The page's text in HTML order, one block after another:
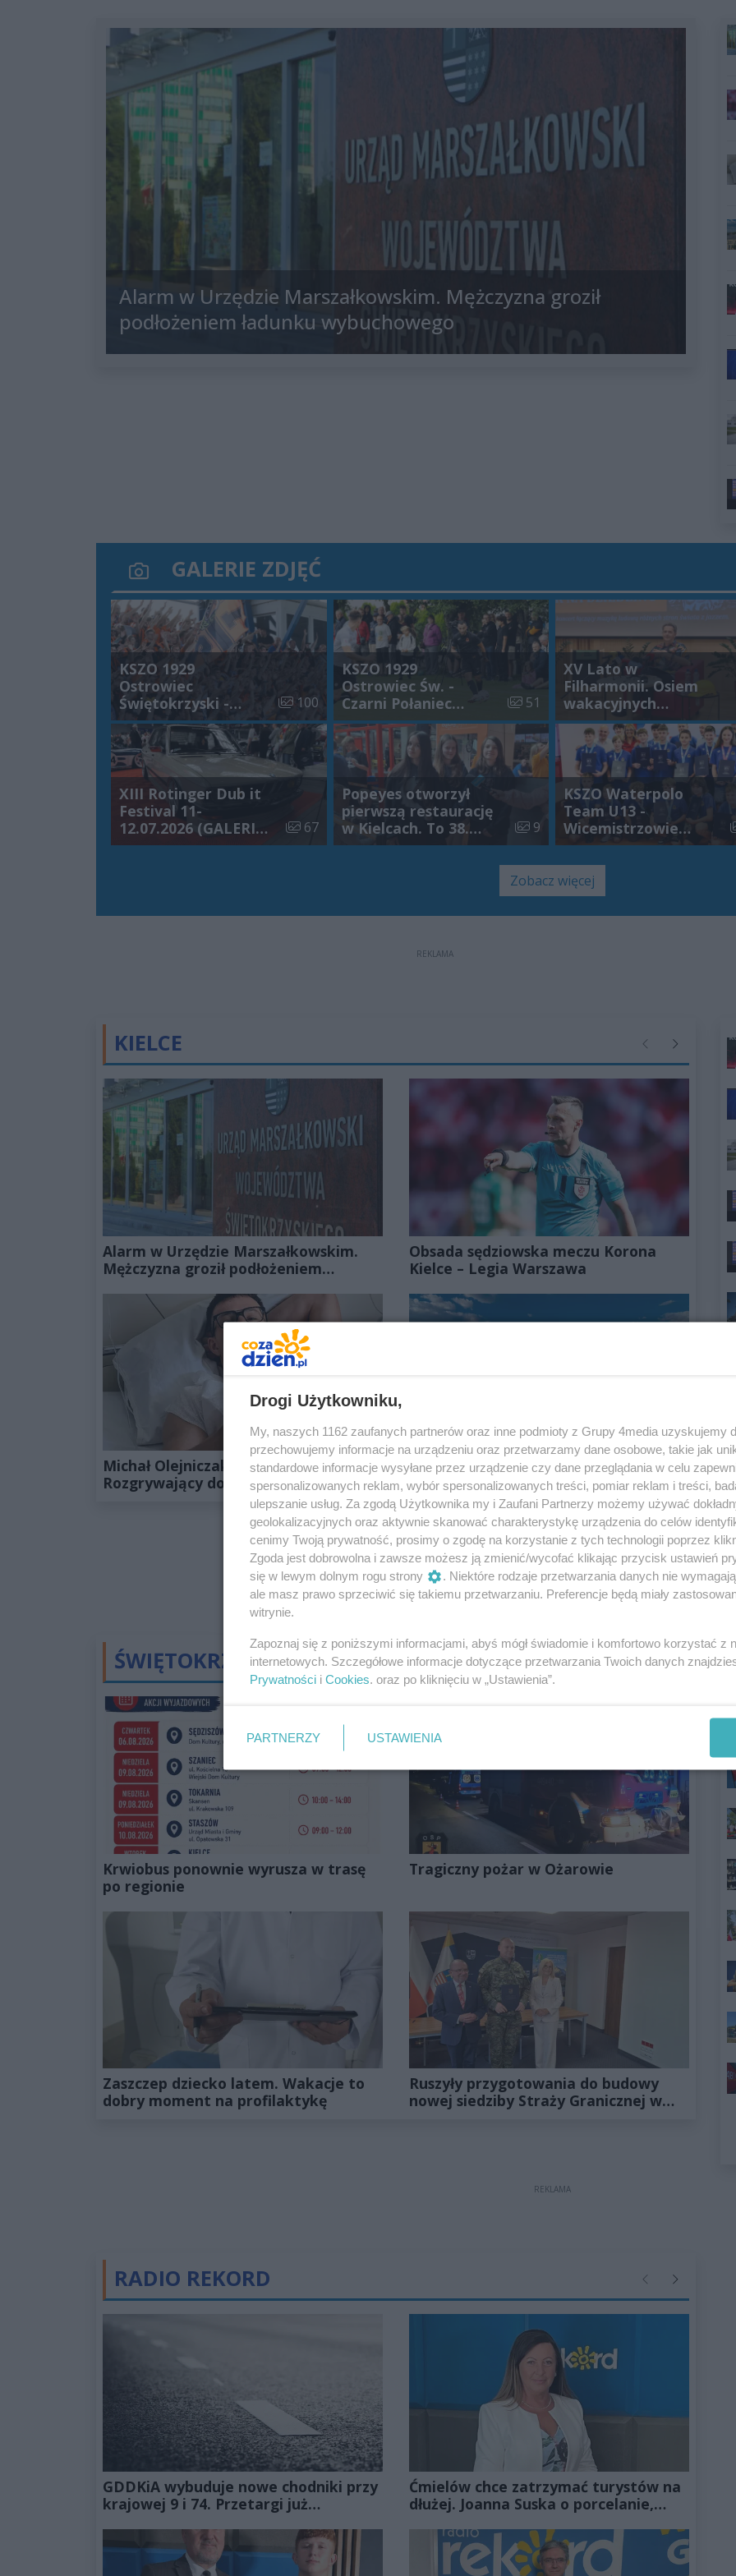
Alarm w Urzędzie Marszałkowskim. Mężczyzna groził
podłożeniem ładunku wybuchowego
GALERIE ZDJĘĆ
KSZO 1929
Ostrowiec
Świętokrzyski -
Podlasie Biała
Podlaska [ZDJĘCIA]
Liczba zdjęć w galerii:
100
XIII Rotinger Dub it
Festival 11-
12.07.2026 (GALERIA
ZDJĘĆ)
Liczba zdjęć w galerii:
67
KSZO 1929
Ostrowiec Św. -
Czarni Połaniec
[ZDJĘCIA]
Liczba zdjęć w galerii:
51
Popeyes otworzył
pierwszą restaurację
w Kielcach. To 38.
lokal sieci w Polsce
Liczba zdjęć w galerii:
9
XV Lato w
Filharmonii. Osiem
wakacyjnych
wieczorów z muzyką
„na luzie”
KSZO Waterpolo
Team U13 -
Wicemistrzowie
Polski
Zobacz więcej
REKLAMA
KIELCE PoprzednieNastępne
Alarm w Urzędzie Marszałkowskim.
Mężczyzna groził podłożeniem
Obsada sędziowska meczu Korona
Kielce – Legia Warszawa
Michał Olejniczak już po operacji.
Rozgrywający do treningów wróci
szybciej niż przypuszczano
Lata 90. oczami nastolatki.
Wyjątkowe spotkanie w Muzeum
Zabawek i Zabawy
REKLAMA
ŚWIĘTOKRZYSKIE Poprzednie
Następne
Krwiobus ponownie wyrusza w trasę
po regionie
Tragiczny pożar w Ożarowie
Zaszczep dziecko latem. Wakacje to
dobry moment na profilaktykę
Ruszyły przygotowania do budowy
nowej siedziby Straży Granicznej w
REKLAMA
RADIO REKORD PoprzednieNastępne
GDDKiA wybuduje nowe chodniki przy
krajowej 9 i 74. Przetargi już
Ćmielów chce zatrzymać turystów na
dłużej. Joanna Suska o porcelanie,
Drogi Użytkowniku,
My, naszych 1162 zaufanych partnerów oraz inne podmioty z Grupy 4media uzyskujemy
przechowujemy informacje na urządzeniu oraz przetwarzamy dane osobowe, takie jak
standardowe informacje wysyłane przez urządzenie czy dane przeglądania w celu
spersonalizowanych reklam, wybór spersonalizowanych treści, pomiar reklam i treści,
ulepszanie usług. Za zgodą Użytkownika my i Zaufani Partnerzy możemy używać
geolokalizacyjnych oraz aktywnie skanować charakterystykę urządzenia do celów
cenimy Twoją prywatność, prosimy o zgodę na korzystanie z tych technologii poprzez
Zgoda jest dobrowolna i zawsze możesz ją zmienić/wycofać klikając przycisk ustawień
się w lewym dolnym rogu strony
. Niektóre rodzaje przetwarzania danych nie
ale masz prawo sprzeciwić się takiemu przetwarzaniu. Preferencje będą miały
witrynie.
Zapoznaj się z poniższymi informacjami, abyś mógł świadomie i komfortowo korzystać z
internetowych. Szczegółowe informacje dotyczące przetwarzania Twoich danych
Prywatności i Cookies. oraz po kliknięciu w „Ustawienia”.
PARTNERZY USTAWIENIA